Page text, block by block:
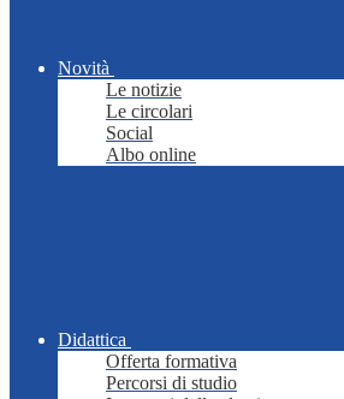
Novità
Le notizie
Le circolari
Social
Albo online
Didattica
Offerta formativa
Percorsi di studio